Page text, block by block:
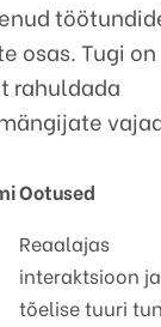
osas. Tugi
rahuldada
Ootused
Reaalajas
interaktsioon ja
tõelise tuuri